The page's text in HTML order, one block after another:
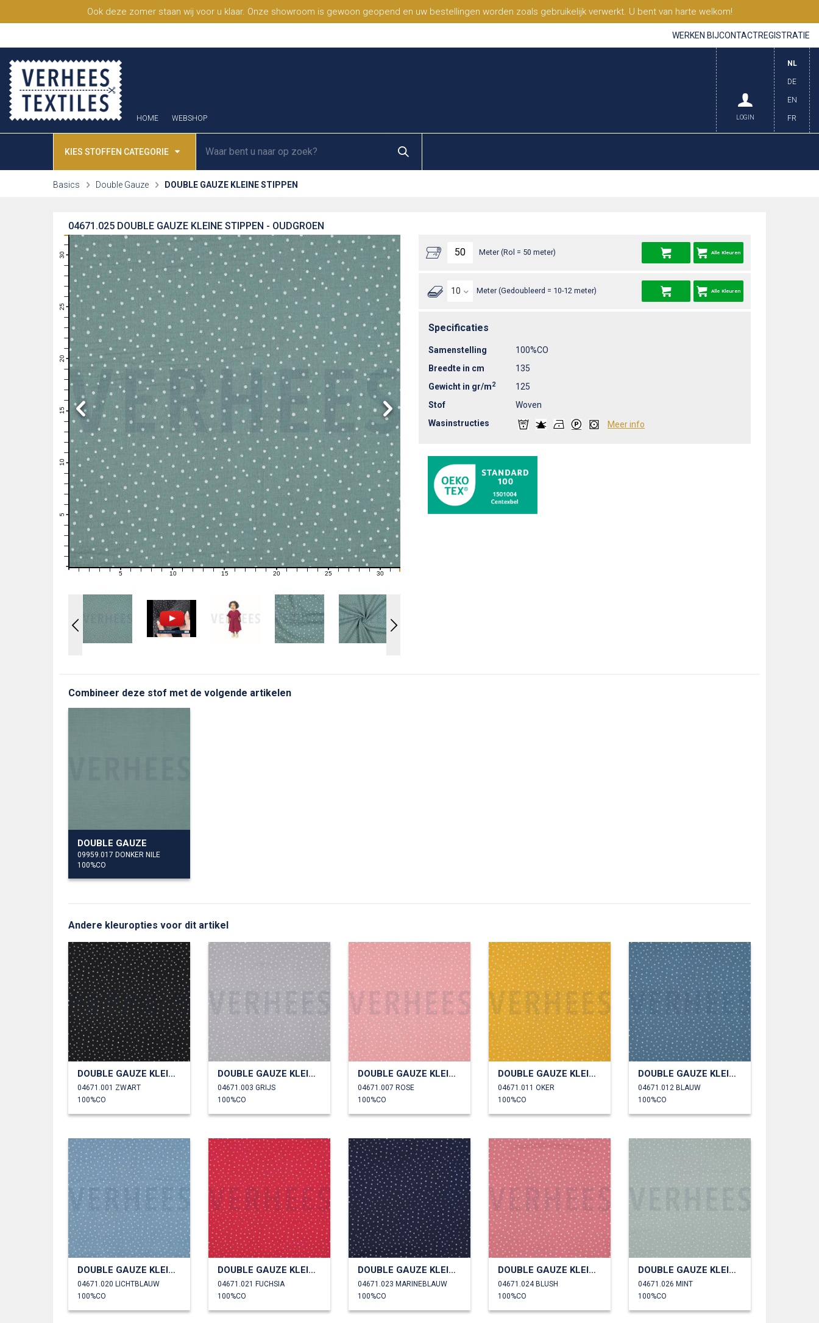
Ook deze zomer staan wij voor u klaar. Onze showroom is gewoon geopend en uw bestellingen worden zoals gebruikelijk verwerkt. U bent van harte welkom!
WERKEN BIJCONTACTREGISTRATIE
HOME WEBSHOP
NL
DE
EN
FR
LOGIN
KIES STOFFEN CATEGORIE
Basics Double Gauze DOUBLE GAUZE KLEINE STIPPEN
DOUBLE GAUZE KLEINE STIPPEN - OUDGROEN
04671.025
10
11
12
13
14
15
16
17
18
19
20
21
22
23
24
25
26
27
28
29
30
31
0 1 2 3 4 6 7 8 9 10 11 12 13 14 15 16 17 18 19 21 22 23 24 26 27 28 29 31
Meter (Rol = 50 meter) Alle Kleuren
Meter (Gedoubleerd = 10-12 meter) Alle Kleuren
Specificaties
Samenstelling
100%CO
Breedte in cm
135
Gewicht in gr/m2
125
Stof
Woven
Wasinstructies
Meer info
Combineer deze stof met de volgende artikelen
DOUBLE GAUZE
09959.017 DONKER NILE
100%CO
Andere kleuropties voor dit artikel
DOUBLE GAUZE KLEINE STIPPEN
04671.001 ZWART
100%CO
DOUBLE GAUZE KLEINE STIPPEN
04671.003 GRIJS
100%CO
DOUBLE GAUZE KLEINE STIPPEN
04671.007 ROSE
100%CO
DOUBLE GAUZE KLEINE STIPPEN
04671.011 OKER
100%CO
DOUBLE GAUZE KLEINE STIPPEN
04671.012 BLAUW
100%CO
DOUBLE GAUZE KLEINE STIPPEN
04671.020 LICHTBLAUW
100%CO
DOUBLE GAUZE KLEINE STIPPEN
04671.021 FUCHSIA
100%CO
DOUBLE GAUZE KLEINE STIPPEN
04671.023 MARINEBLAUW
100%CO
DOUBLE GAUZE KLEINE STIPPEN
04671.024 BLUSH
100%CO
DOUBLE GAUZE KLEINE STIPPEN
04671.026 MINT
100%CO